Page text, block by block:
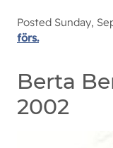
Posted Sunday,
förs.
Berta
2002